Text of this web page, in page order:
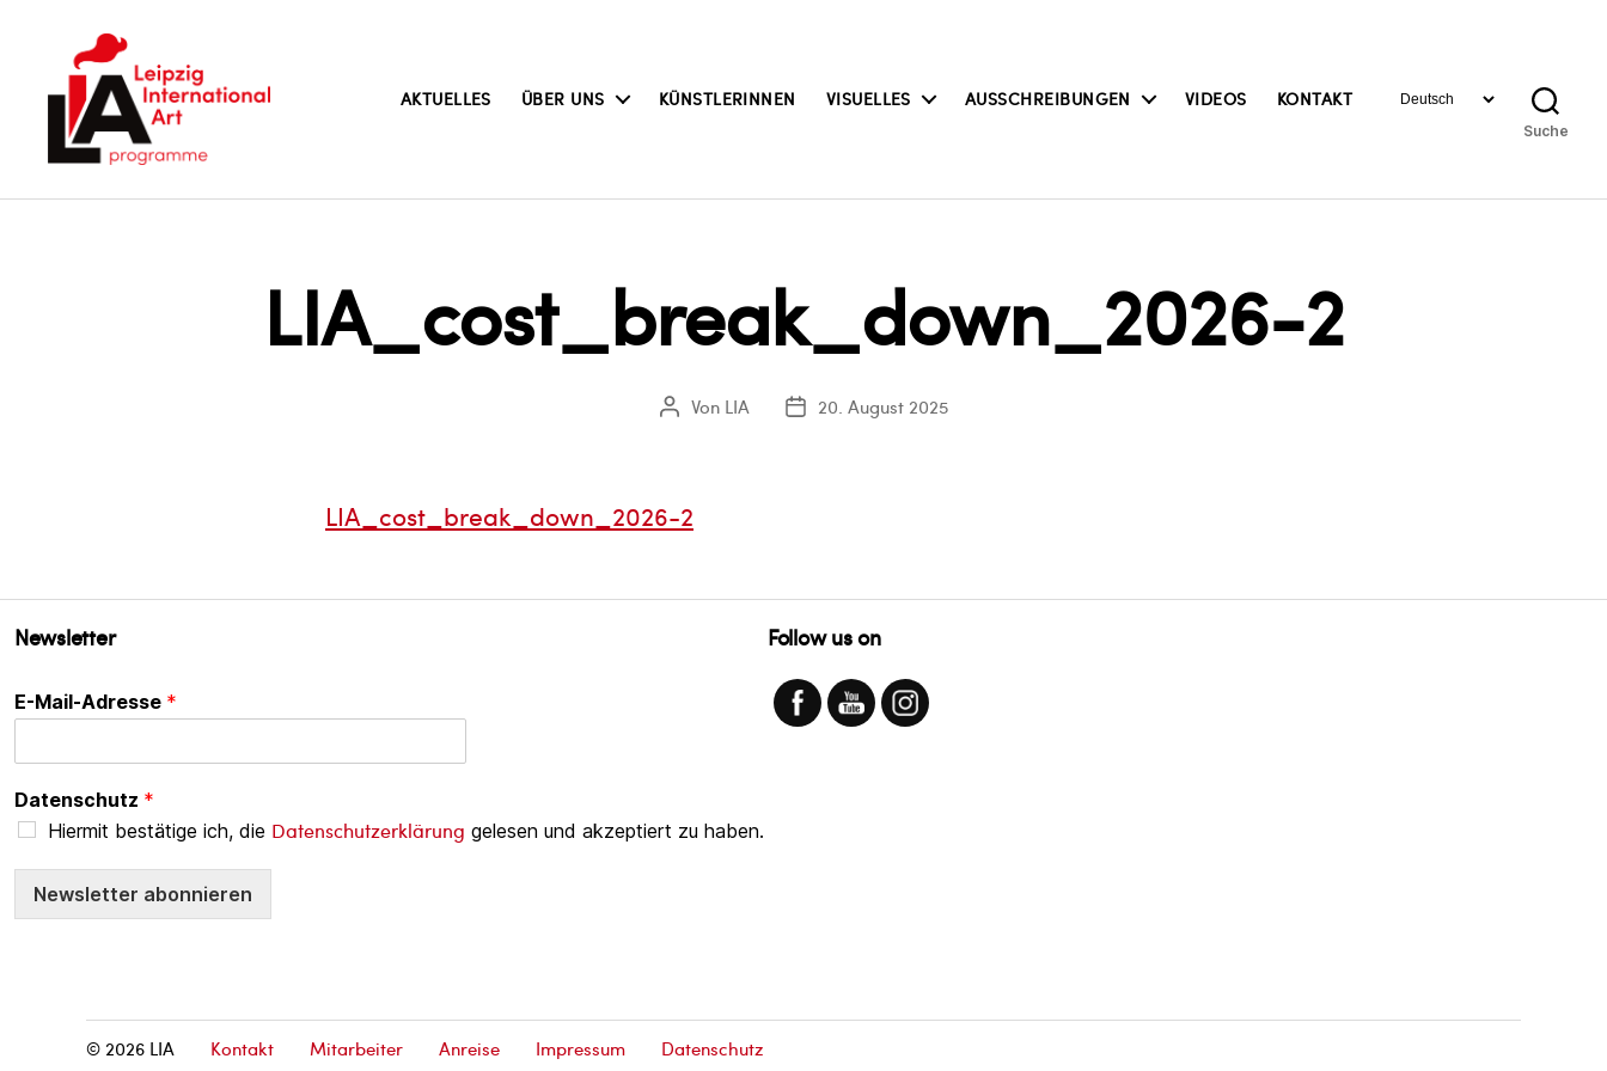
AKTUELLES ÜBER UNS KÜNSTLERINNEN VISUELLES AUSSCHREIBUNGEN VIDEOS KONTAKTSprache
Suche
LIA_cost_break_down_2026-2
Beitragsautor
Von LIA Veröffentlichungsdatum
20. August 2025
LIA_cost_break_down_2026-2
Newsletter
E-Mail-Adresse *
Datenschutz *
Hiermit bestätige ich, die Datenschutzerklärung gelesen und akzeptiert zu haben.
Newsletter abonnieren
Follow us on
© 2026 LIA Kontakt Mitarbeiter Anreise Impressum Datenschutz